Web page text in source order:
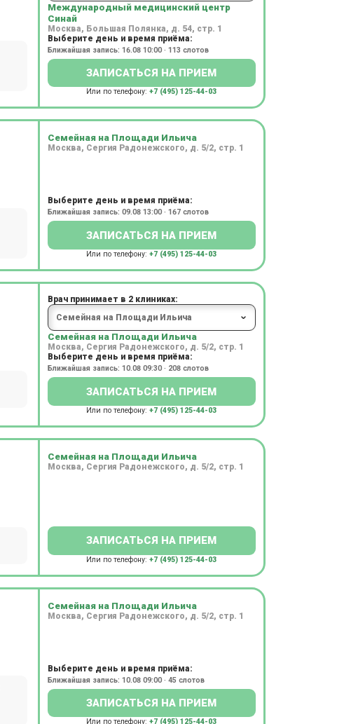
Международный медицинский центр
Синай
Москва, Большая Полянка, д. 54, стр. 1
Выберите день и время приёма:
Ближайшая запись: 16.08 10:00 · 113 слотов
ЗАПИСАТЬСЯ НА ПРИЕМ
Или по телефону:+7 (495) 125-44-03
Семейная на Площади Ильича
Москва, Сергия Радонежского, д. 5/2, стр. 1
Выберите день и время приёма:
Ближайшая запись: 09.08 13:00 · 167 слотов
ЗАПИСАТЬСЯ НА ПРИЕМ
Или по телефону:+7 (495) 125-44-03
Врач принимает в 2 клиниках:
Семейная на Площади Ильича
Москва, Сергия Радонежского, д. 5/2, стр. 1
Выберите день и время приёма:
Ближайшая запись: 10.08 09:30 · 208 слотов
ЗАПИСАТЬСЯ НА ПРИЕМ
Или по телефону:+7 (495) 125-44-03
Семейная на Площади Ильича
Москва, Сергия Радонежского, д. 5/2, стр. 1
ЗАПИСАТЬСЯ НА ПРИЕМ
Или по телефону:+7 (495) 125-44-03
Семейная на Площади Ильича
Москва, Сергия Радонежского, д. 5/2, стр. 1
Выберите день и время приёма:
Ближайшая запись: 10.08 09:00 · 45 слотов
ЗАПИСАТЬСЯ НА ПРИЕМ
Или по телефону:+7 (495) 125-44-03